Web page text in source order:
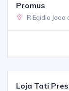
Promus
R Egidio
Loja Tati